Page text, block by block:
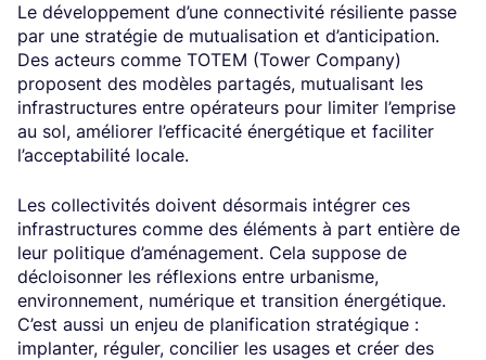
Le développement d’une connectivité résiliente passe
par une stratégie de mutualisation et d’anticipation.
Des acteurs comme TOTEM (Tower Company)
proposent des modèles partagés, mutualisant les
infrastructures entre opérateurs pour limiter l’emprise
au sol, améliorer l’efficacité énergétique et faciliter
l’acceptabilité locale.
Les collectivités doivent désormais intégrer ces
infrastructures comme des éléments à part entière de
leur politique d’aménagement. Cela suppose de
décloisonner les réflexions entre urbanisme,
environnement, numérique et transition énergétique.
C’est aussi un enjeu de planification stratégique :
implanter, réguler, concilier les usages et créer des